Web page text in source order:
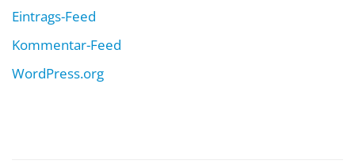
Eintrags-Feed
Kommentar-Feed
WordPress.org